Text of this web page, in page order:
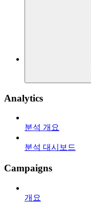
Analytics
분석 개요
분석 대시보드
Campaigns
개요